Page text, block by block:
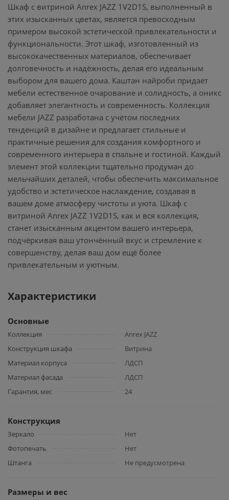
Шкаф с витриной Anrex JAZZ 1V2D1S, выполненный в
этих изысканных цветах, является превосходным
примером высокой эстетической привлекательности и
функциональности. Этот шкаф, изготовленный из
высококачественных материалов, обеспечивает
долговечность и надёжность, делая его идеальным
выбором для вашего дома. Каштан найроби придаёт
мебели естественное очарование и солидность, а оникс
добавляет элегантность и современность. Коллекция
мебели JAZZ разработана с учётом последних
тенденций в дизайне и предлагает стильные и
практичные решения для создания комфортного и
современного интерьера в спальне и гостиной. Каждый
элемент этой коллекции тщательно продуман до
мельчайших деталей, чтобы обеспечить максимальное
удобство и эстетическое наслаждение, создавая в
вашем доме атмосферу чистоты и уюта. Шкаф с
витриной Anrex JAZZ 1V2D1S, как и вся коллекция,
станет изысканным акцентом вашего интерьера,
подчёркивая ваш утончённый вкус и стремление к
совершенству, делая ваш дом ещё более
привлекательным и уютным.
Характеристики
Основные
Коллекция
Anrex JAZZ
Конструкция шкафа
Витрина
Материал корпуса
ЛДСП
Материал фасада
ЛДСП
Гарантия, мес
24
Конструкция
Зеркало
Нет
Фотопечать
Нет
Штанга
Не предусмотрена
Размеры и вес